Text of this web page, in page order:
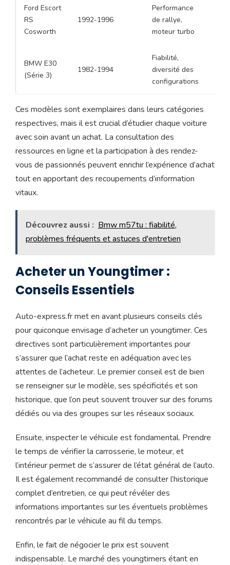
Ford Escort
RS
Cosworth
1992-1996
Performance
de rallye,
moteur turbo
BMW E30
(Série 3)
1982-1994
Fiabilité,
diversité des
configurations
Ces modèles sont exemplaires dans leurs catégories
respectives, mais il est crucial d’étudier chaque voiture
avec soin avant un achat. La consultation des
ressources en ligne et la participation à des rendez-
vous de passionnés peuvent enrichir l’expérience d’achat
tout en apportant des recoupements d’information
vitaux.
Découvrez aussi : Bmw m57tu : fiabilité,
problèmes fréquents et astuces d'entretien
Acheter un Youngtimer :
Conseils Essentiels
Auto-express.fr met en avant plusieurs conseils clés
pour quiconque envisage d’acheter un youngtimer. Ces
directives sont particulièrement importantes pour
s’assurer que l’achat reste en adéquation avec les
attentes de l’acheteur. Le premier conseil est de bien
se renseigner sur le modèle, ses spécificités et son
historique, que l’on peut souvent trouver sur des forums
dédiés ou via des groupes sur les réseaux sociaux.
Ensuite, inspecter le véhicule est fondamental. Prendre
le temps de vérifier la carrosserie, le moteur, et
l’intérieur permet de s’assurer de l’état général de l’auto.
Il est également recommandé de consulter l’historique
complet d’entretien, ce qui peut révéler des
informations importantes sur les éventuels problèmes
rencontrés par le véhicule au fil du temps.
Enfin, le fait de négocier le prix est souvent
indispensable. Le marché des youngtimers étant en